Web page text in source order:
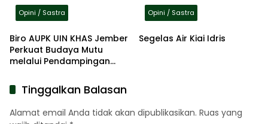
Opini / Sastra
Biro AUPK UIN KHAS Jember
Perkuat Budaya Mutu
melalui Pendampingan
Opini / Sastra
Segelas Air Kiai Idris
Tinggalkan Balasan
Alamat email Anda tidak akan dipublikasikan. Ruas yang